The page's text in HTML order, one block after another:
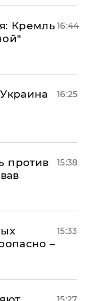
Кремль16:44
16:25
против
15:38
–
15:33